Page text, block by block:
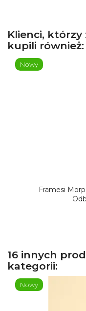
Klienci,
kupili również:
Framesi
Nowy
16 innych
kategorii:
Nowy